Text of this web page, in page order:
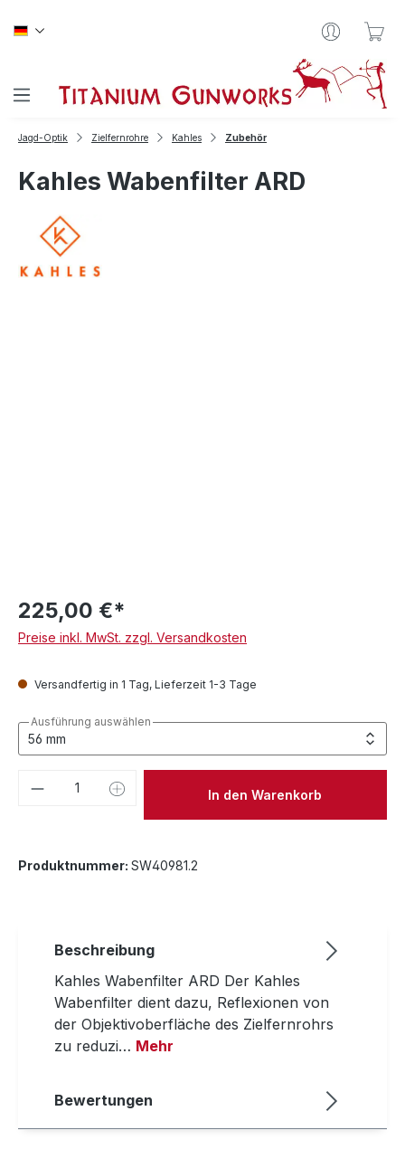
Jagd-Optik Zielfernrohre Kahles Zubehör
Kahles Wabenfilter ARD
225,00 €*
Preise inkl. MwSt. zzgl. Versandkosten
Versandfertig in 1 Tag, Lieferzeit 1-3 Tage
Ausführung auswählen
Produkt Anzahl: Gib denIn den Warenkorb
Produktnummer: SW40981.2
Beschreibung
Kahles Wabenfilter ARD Der Kahles
Wabenfilter dient dazu, Reflexionen von
der Objektivoberfläche des Zielfernrohrs
zu reduzi… Mehr
Bewertungen